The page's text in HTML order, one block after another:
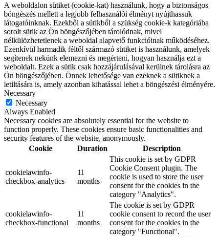
A weboldalon sütiket (cookie-kat) használunk, hogy a biztonságos
böngészés mellett a legjobb felhasználói élményt nyújthassuk
látogatóinknak. Ezekből a sütikből a szükség cookie-k kategóriába
sorolt sütik az Ön böngészőjében tárolódnak, mivel
nélkülözhetetlenek a weboldal alapvető funkcióinak működéséhez.
Ezenkívül harmadik féltől származó sütiket is használunk, amelyek
segítenek nekünk elemezni és megérteni, hogyan használja ezt a
weboldalt. Ezek a sütik csak hozzájárulásával kerülnek tárolásra az
Ön böngészőjében. Önnek lehetősége van ezeknek a sütiknek a
letiltására is, amely azonban kihatással lehet a böngészési élményére.
Necessary
Necessary
Always Enabled
Necessary cookies are absolutely essential for the website to
function properly. These cookies ensure basic functionalities and
security features of the website, anonymously.
Cookie
Duration Description
cookielawinfo-
checkbox-analytics
11
months
This cookie is set by GDPR
Cookie Consent plugin. The
cookie is used to store the user
consent for the cookies in the
category "Analytics".
cookielawinfo-
checkbox-functional
11
months
The cookie is set by GDPR
cookie consent to record the user
consent for the cookies in the
category "Functional".